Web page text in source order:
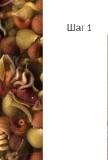
Шаг 1